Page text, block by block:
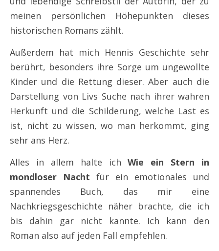
meinen persönlichen Höhepunkten dieses
historischen Romans zählt.
Außerdem hat mich Hennis Geschichte sehr
berührt, besonders ihre Sorge um ungewollte
Kinder und die Rettung dieser. Aber auch die
Darstellung von Livs Suche nach ihrer wahren
Herkunft und die Schilderung, welche Last es
ist, nicht zu wissen, wo man herkommt, ging
sehr ans Herz.
Alles in allem halte ichWie ein Stern in
mondloser Nacht für ein emotionales und
spannendes Buch, das mir eine
Nachkriegsgeschichte näher brachte, die ich
bis dahin gar nicht kannte. Ich kann den
Roman also auf jeden Fall empfehlen.